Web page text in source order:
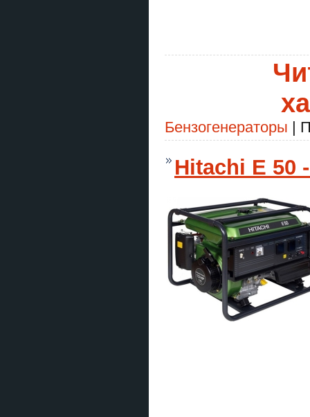
Бензогенераторы |
Hitachi E 50